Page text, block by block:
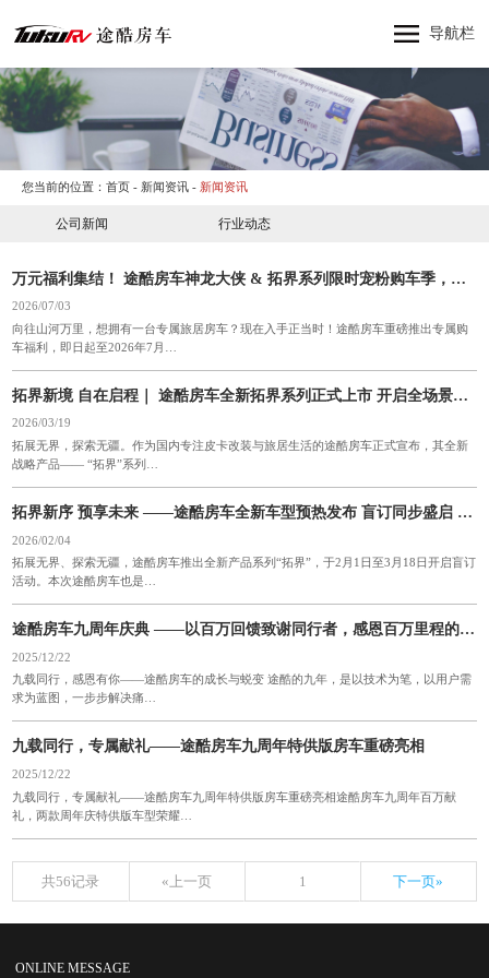
导航栏
神行太保
神龙大侠
十三太保
东风猛士
产品中心
纵横四海
关于途酷房车
新闻资讯
联系我们
您当前的位置：首页- 新闻资讯 - 新闻资讯
公司新闻 行业动态
万元福利集结！ 途酷房车神龙大侠 & 拓界系列限时宠粉购车季，多重礼遇重磅来袭
2026/07/03
向往山河万里，想拥有一台专属旅居房车？现在入手正当时！途酷房车重磅推出专属购
车福利，即日起至2026年7月…
拓界新境 自在启程｜ 途酷房车全新拓界系列正式上市 开启全场景旅居新体验
2026/03/19
拓展无界，探索无疆。作为国内专注皮卡改装与旅居生活的途酷房车正式宣布，其全新
战略产品—— “拓界”系列…
拓界新序 预享未来 ——途酷房车全新车型预热发布 盲订同步盛启 回应期待，价值之选，解锁户外生活新可能
2026/02/04
拓展无界、探索无疆，途酷房车推出全新产品系列“拓界”，于2月1日至3月18日开启盲订
活动。本次途酷房车也是…
途酷房车九周年庆典 ——以百万回馈致谢同行者，感恩百万里程的共创和陪伴
2025/12/22
九载同行，感恩有你——途酷房车的成长与蜕变 途酷的九年，是以技术为笔，以用户需
求为蓝图，一步步解决痛…
九载同行，专属献礼——途酷房车九周年特供版房车重磅亮相
2025/12/22
九载同行，专属献礼——途酷房车九周年特供版房车重磅亮相途酷房车九周年百万献
礼，两款周年庆特供版车型荣耀…
共56记录 «上一页 1 下一页»
ONLINE MESSAGE